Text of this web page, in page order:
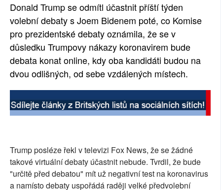
PLNÁ VERZE STRÁNEK
Donald Trump se odmítl účastnit příští týden
volební debaty s Joem Bidenem poté, co Komise
pro prezidentské debaty oznámila, že se v
důsledku Trumpovy nákazy koronavirem bude
debata konat online, kdy oba kandidáti budou na
dvou odlišných, od sebe vzdálených místech.
Trump posléze řekl v televizi Fox News, že se žádné
takové virtuální debaty účastnit nebude. Tvrdil, že bude
"určitě před debatou" mít už negativní test na koronavirus
a namísto debaty uspořádá raději velké předvolební